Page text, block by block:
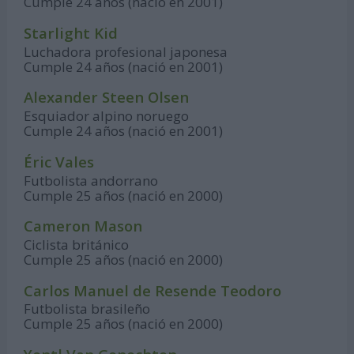
Starlight Kid
Luchadora profesional japonesa
Cumple 24 años (nació en 2001)
Alexander Steen Olsen
Esquiador alpino noruego
Cumple 24 años (nació en 2001)
Éric Vales
Futbolista andorrano
Cumple 25 años (nació en 2000)
Cameron Mason
Ciclista británico
Cumple 25 años (nació en 2000)
Carlos Manuel de Resende Teodoro
Futbolista brasileño
Cumple 25 años (nació en 2000)